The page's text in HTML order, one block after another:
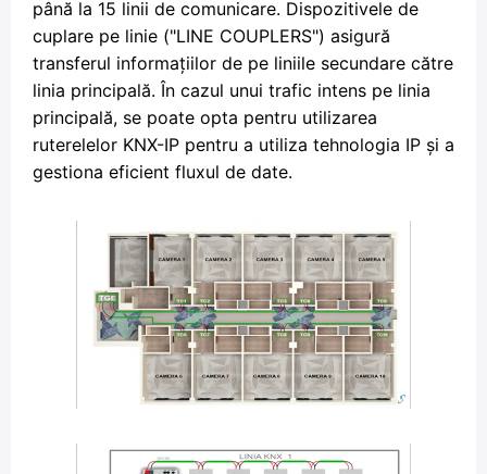
până la 15 linii de comunicare. Dispozitivele de
cuplare pe linie ("LINE COUPLERS") asigură
transferul informațiilor de pe liniile secundare către
linia principală. În cazul unui trafic intens pe linia
principală, se poate opta pentru utilizarea
ruterelelor KNX-IP pentru a utiliza tehnologia IP și a
gestiona eficient fluxul de date.